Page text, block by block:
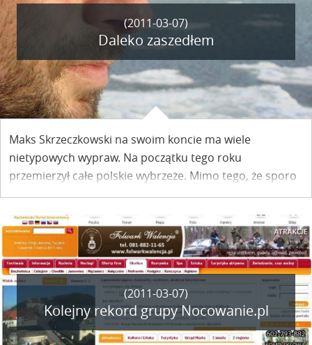
(2011-03-07)
Daleko zaszedłem
Maks Skrzeczkowski na swoim koncie ma wiele
nietypowych wypraw. Na początku tego roku
przemierzył całe polskie wybrzeże. Mimo tego, że sporo
już widział i w wielu miejscach na świecie był, zawsze
powraca w to samo miejsce, do Kazimierza Dolnego.
(2011-03-07)
Kolejny rekord grupy Nocowanie.pl